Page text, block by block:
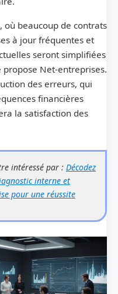
où beaucoup de contrats
à jour fréquentes et
seront simplifiées
propose Net-entreprises.
des erreurs, qui
financières
la satisfaction des
intéressé par : Décodez
interne et
pour une réussite